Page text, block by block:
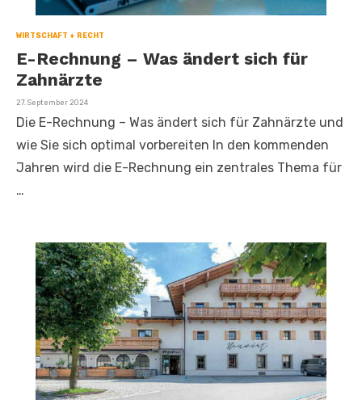
WIRTSCHAFT + RECHT
E-Rechnung – Was ändert sich für
Zahnärzte
Veröffentlicht
27. September 2024
Die E-Rechnung – Was ändert sich für Zahnärzte und
wie Sie sich optimal vorbereiten In den kommenden
Jahren wird die E-Rechnung ein zentrales Thema für
…